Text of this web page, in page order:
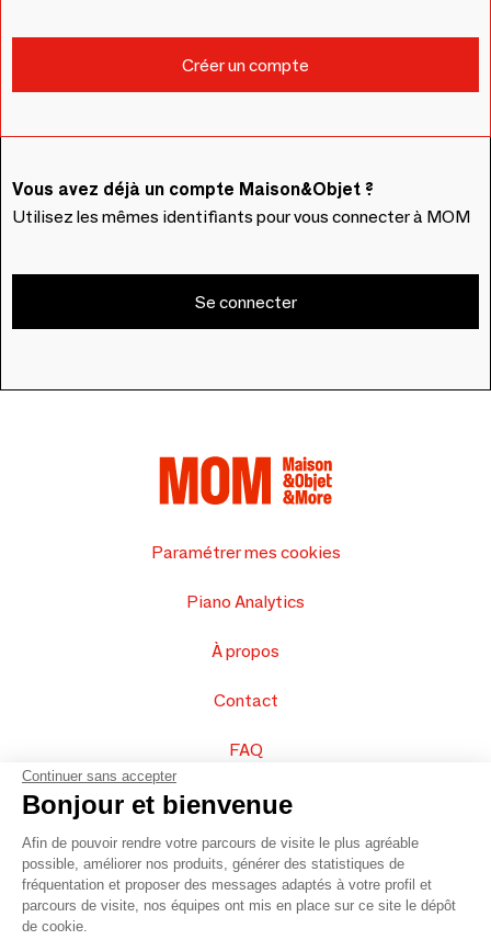
Vous avez déjà un compte Maison&Objet ?
Utilisez les mêmes identifiants pour vous connecter à MOM
Se connecter
Paramétrer mes cookies
Piano Analytics
À propos
Contact
FAQ
Vendez vos produits
Plan du site
Continuer sans accepter
Bonjour et bienvenue
Afin de pouvoir rendre votre parcours de visite le plus agréable
possible, améliorer nos produits, générer des statistiques de
fréquentation et proposer des messages adaptés à votre profil et
parcours de visite, nos équipes ont mis en place sur ce site le dépôt
de cookie.